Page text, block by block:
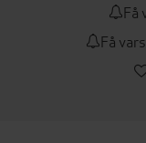
Få
Få